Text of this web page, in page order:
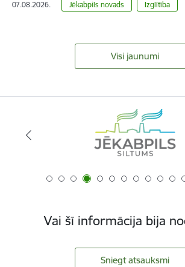
07.08.2026. Jēkabpils novads Izglītība
Visi jaunumi
Vai šī informācija bija
Sniegt atsauksmi